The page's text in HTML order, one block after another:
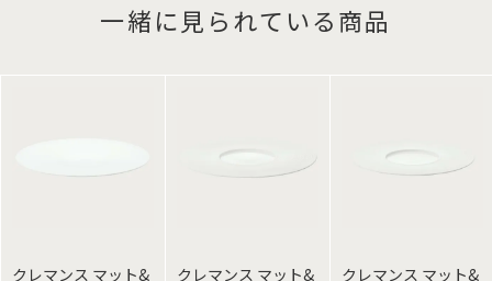
一緒に見られている商品
クレマンス マット&
クレマンス マット&
クレマンス マット&